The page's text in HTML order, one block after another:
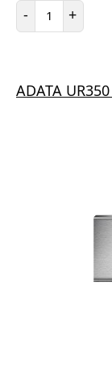
- Počet
+
ADATA